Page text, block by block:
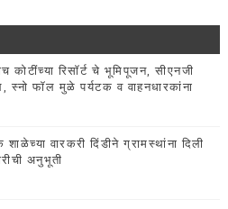
कोटींच्या रिसॉर्ट चे भूमिपूजन, सीएनजी
स्नो फॉल मुळे पर्यटक व वाहनधारकांना
शाळेच्या वारकरी दिंडीने ग्रामस्थांना दिली
अनुभूती